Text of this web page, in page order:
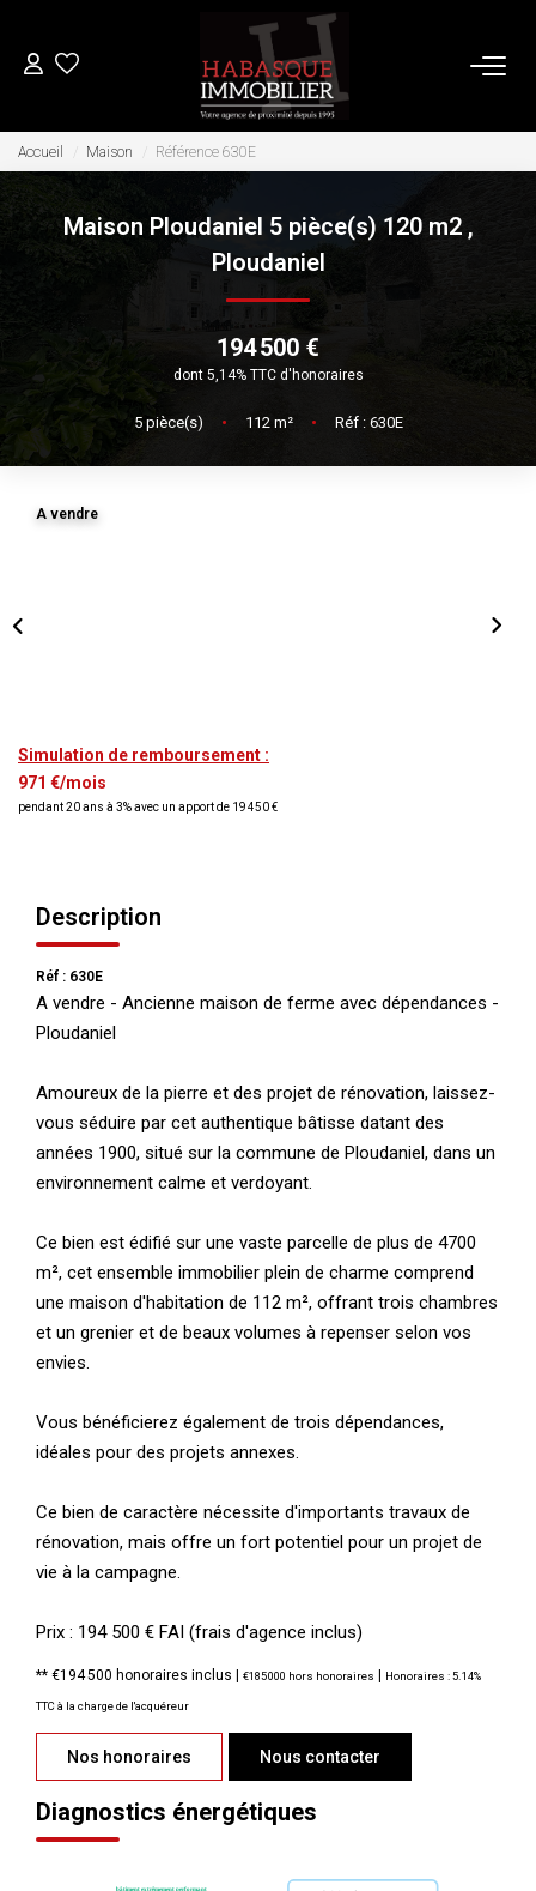
ACHETER
LOUER
VENDRE
Estimation
Actualités
Accueil Maison Référence 630E
Maison Ploudaniel 5 pièce(s) 120 m2 ,
Ploudaniel
194 500 €
dont 5,14% TTC d'honoraires
5pièce(s) • 112 m² • Réf : 630E
A vendre
Simulation de remboursement :
971 €/mois
pendant 20 ans à 3% avec un apport de 19 450 €
Description
Réf : 630E
A vendre - Ancienne maison de ferme avec dépendances -
Ploudaniel
Amoureux de la pierre et des projet de rénovation, laissez-
vous séduire par cet authentique bâtisse datant des
années 1900, situé sur la commune de Ploudaniel, dans un
environnement calme et verdoyant.
Ce bien est édifié sur une vaste parcelle de plus de 4700
m², cet ensemble immobilier plein de charme comprend
une maison d'habitation de 112 m², offrant trois chambres
et un grenier et de beaux volumes à repenser selon vos
envies.
Vous bénéficierez également de trois dépendances,
idéales pour des projets annexes.
Ce bien de caractère nécessite d'importants travaux de
rénovation, mais offre un fort potentiel pour un projet de
vie à la campagne.
Prix : 194 500 € FAI (frais d'agence inclus)
** €194 500 honoraires inclus | €185 000 hors honoraires | Honoraires : 5.14%
TTC à la charge de l'acquéreur
Nos honoraires Nous contacter
Diagnostics énergétiques